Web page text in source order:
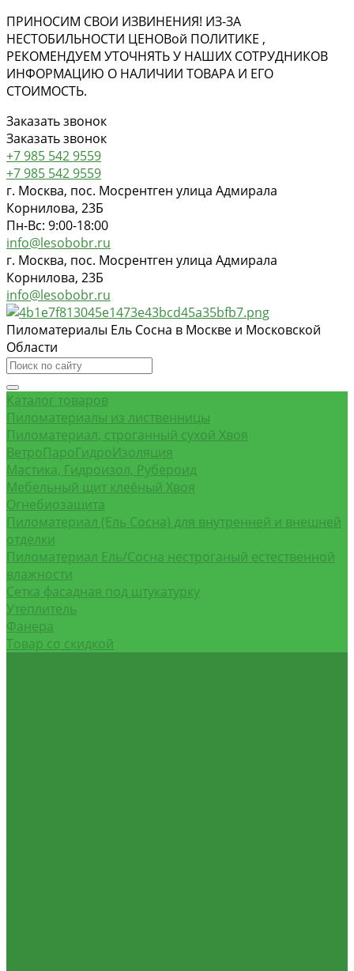
ПРИНОСИМ СВОИ ИЗВИНЕНИЯ! ИЗ-ЗА
НЕСТОБИЛЬНОСТИ ЦЕНОВой ПОЛИТИКЕ ,
РЕКОМЕНДУЕМ УТОЧНЯТЬ У НАШИХ СОТРУДНИКОВ
ИНФОРМАЦИЮ О НАЛИЧИИ ТОВАРА И ЕГО
СТОИМОСТЬ.
Заказать звонок
Заказать звонок
+7 985 542 9559
+7 985 542 9559
г. Москва, пос. Мосрентген улица Адмирала
Корнилова, 23Б
Пн-Вс: 9:00-18:00
info@lesobobr.ru
г. Москва, пос. Мосрентген улица Адмирала
Корнилова, 23Б
info@lesobobr.ru
Пиломатериалы Ель Сосна в Москве и Московской
Области
Каталог товаров
Пиломатериалы из лиственницы
Пиломатериал, строганный сухой Хвоя
ВетроПароГидроИзоляция
Мастика, Гидроизол, Рубероид
Мебельный щит клеёный Хвоя
Огнебиозащита
Пиломатериал (Ель Сосна) для внутренней и внешней
отделки
Пиломатериал Ель/Сосна нестроганый естественной
влажности
Сетка фасадная под штукатурку
Утеплитель
Фанера
Товар со скидкой